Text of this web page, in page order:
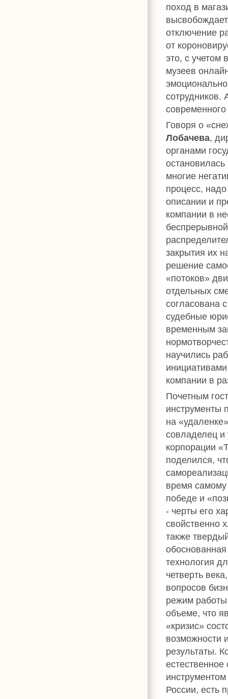
поход в
отключение
от
это, с учетом
музеев
сотрудников.
Говоря о
Лобачева,
органами
многие
процесс,
описании и
компании в
закрытия их
решение
«потоков»
отдельных
согласована
судебные
временным
научились
компании в
Почетным
инструменты
на
совладелец
корпорации
поделился,
время самому
победе и
- черты его
свойственно
также
технология
четверть
вопросов
режим
объеме, что
«кризис»
возможности
результаты.
России, есть